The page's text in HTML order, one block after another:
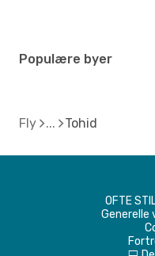
Populære byer
Fly Tohid
OFTE
Generelle